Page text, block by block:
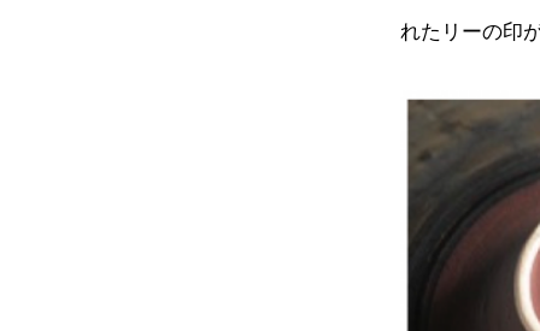
れたリーの印